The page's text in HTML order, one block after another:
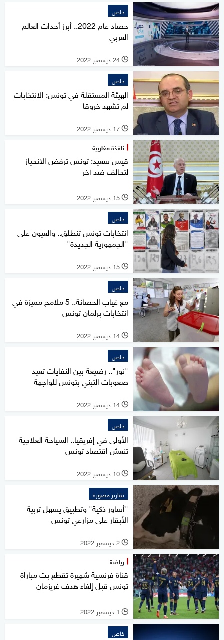
خاص
حصاد عام 2022.. أبرز أحداث العالم
العربي
l 24 ديسمبر 2022
خاص
الهيئة المستقلة في تونس: الانتخابات
لم تشهد خروقا
l 17 ديسمبر 2022
نافذة مغاربية
قيس سعيد: تونس ترفض الانحياز
لتحالف ضد آخر
l 15 ديسمبر 2022
خاص
انتخابات تونس تنطلق.. والعيون على
"الجمهورية الجديدة"
l 15 ديسمبر 2022
خاص
مع غياب الحصانة.. 5 ملامح مميزة في
انتخابات برلمان تونس
l 14 ديسمبر 2022
خاص
"نور".. رضيعة بين النفايات تعيد
صعوبات التبني بتونس للواجهة
l 14 ديسمبر 2022
خاص
الأولى في إفريقيا.. السياحة العلاجية
تنعش اقتصاد تونس
l 10 ديسمبر 2022
تقارير مصورة
"أساور ذكية" وتطبيق يسهل تربية
الأبقار على مزارعي تونس
l 2 ديسمبر 2022
رياضة
قناة فرنسية شهيرة تقطع بث مباراة
تونس قبل إلغاء هدف غريزمان
l 1 ديسمبر 2022
خاص